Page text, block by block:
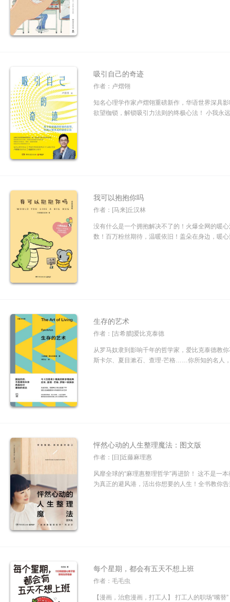
吸引自己的奇迹
作者：卢熠翎
知名心理学作家卢熠翎重磅新作，华语世界深具
欲望枷锁，解锁吸引力法则的终极心法！ 小我永
我可以抱抱你吗
作者：[马来]丘汉林
没有什么是一个拥抱解决不了的！火爆全网的暖
数！百万粉丝期待，温暖依旧！盖朵在身边，暖
生存的艺术
作者：[古希腊]爱比克泰德
从罗马奴隶到影响千年的哲学家，爱比克泰德教
斯卡尔、夏目漱石、查理·芒格……你所知的名人
怦然心动的人生整理魔法：图文版
作者：[日]近藤麻理惠
风靡全球的“麻理惠整理哲学”再进阶！ 这不是一
为真正的避风港，活出你想要的人生！全书教你
每个星期，都会有五天不想上班
作者：毛毛虫
【漫画，治愈漫画，打工人】 打工人的职场“嘴